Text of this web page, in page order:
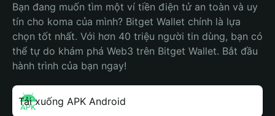
Bạn đang muốn tìm một ví tiền điện tử an toàn và uy
tín cho koma của mình? Bitget Wallet chính là lựa
chọn tốt nhất. Với hơn 40 triệu người tin dùng, bạn có
thể tự do khám phá Web3 trên Bitget Wallet. Bắt đầu
hành trình của bạn ngay!
Tải xuống APK Android